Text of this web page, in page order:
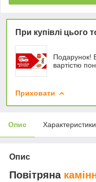
При купівлі цього
Подарунок!
вартістю
Приховати
Опис Характеристики
Опис
Повітряна